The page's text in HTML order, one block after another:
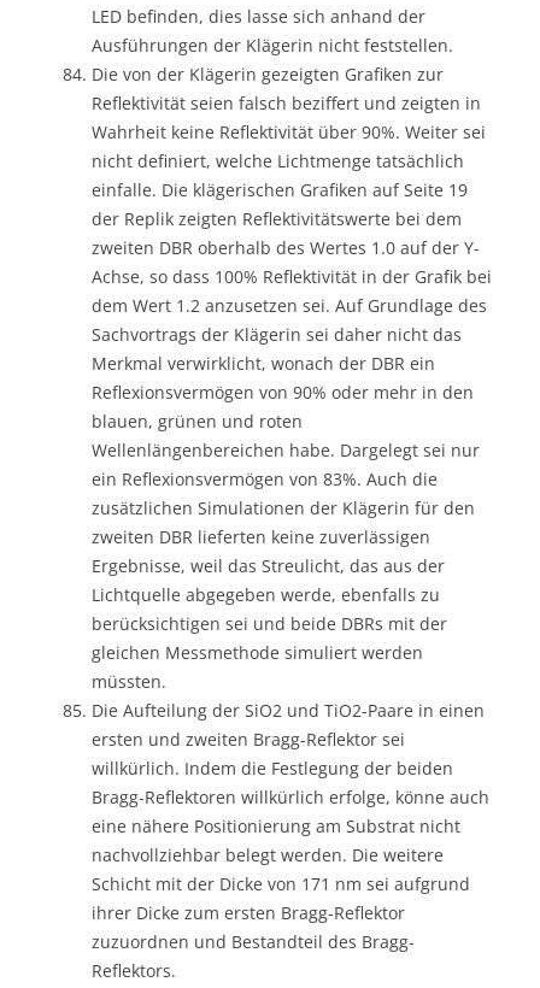
LED befinden, dies lasse sich anhand der
Ausführungen der Klägerin nicht feststellen.
Die von der Klägerin gezeigten Grafiken zur
Reflektivität seien falsch beziffert und zeigten in
Wahrheit keine Reflektivität über 90%. Weiter sei
nicht definiert, welche Lichtmenge tatsächlich
einfalle. Die klägerischen Grafiken auf Seite 19
der Replik zeigten Reflektivitätswerte bei dem
zweiten DBR oberhalb des Wertes 1.0 auf der Y-
Achse, so dass 100% Reflektivität in der Grafik bei
dem Wert 1.2 anzusetzen sei. Auf Grundlage des
Sachvortrags der Klägerin sei daher nicht das
Merkmal verwirklicht, wonach der DBR ein
Reflexionsvermögen von 90% oder mehr in den
blauen, grünen und roten
Wellenlängenbereichen habe. Dargelegt sei nur
ein Reflexionsvermögen von 83%. Auch die
zusätzlichen Simulationen der Klägerin für den
zweiten DBR lieferten keine zuverlässigen
Ergebnisse, weil das Streulicht, das aus der
Lichtquelle abgegeben werde, ebenfalls zu
berücksichtigen sei und beide DBRs mit der
gleichen Messmethode simuliert werden
müssten.
Die Aufteilung der SiO2 und TiO2-Paare in einen
ersten und zweiten Bragg-Reflektor sei
willkürlich. Indem die Festlegung der beiden
Bragg-Reflektoren willkürlich erfolge, könne auch
eine nähere Positionierung am Substrat nicht
nachvollziehbar belegt werden. Die weitere
Schicht mit der Dicke von 171 nm sei aufgrund
ihrer Dicke zum ersten Bragg-Reflektor
zuzuordnen und Bestandteil des Bragg-
Reflektors.